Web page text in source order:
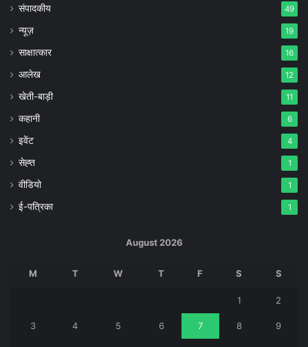
संपादकीय 49
न्यूज़ 19
साक्षात्कार 16
आलेख 12
खेती-बाड़ी 11
कहानी 6
इवेंट 4
सेह्त 1
वीडियो 1
ई-पत्रिका 1
August 2026
M T W T F S S
1 2
3 4 5 6 7 8 9